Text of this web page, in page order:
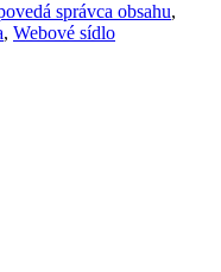
správca obsahu,
, Webové sídlo